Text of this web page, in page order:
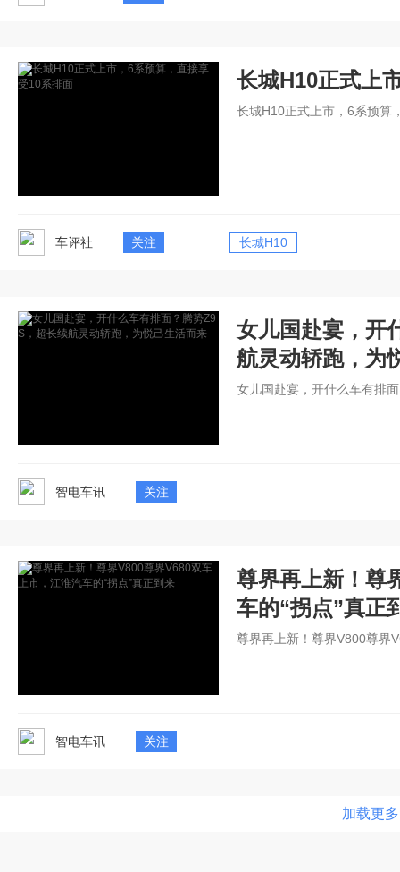
长城H10正式上
长城H10正式上市，6系预算
车评社 关注 长城H10
女儿国赴宴，开
航灵动轿跑，为
女儿国赴宴，开什么车有排
智电车讯 关注
尊界再上新！尊
车的“拐点”真正
尊界再上新！尊界V800尊界
智电车讯 关注
加载更多